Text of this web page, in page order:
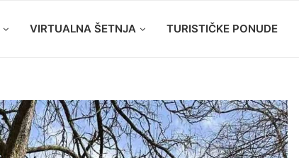
VIRTUALNA ŠETNJA TURISTIČKE PONUDE